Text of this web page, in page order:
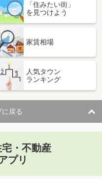
「住みたい街」
を見つけよう
家賃相場
人気タウン
ランキング
戻る
・不動産
プリ